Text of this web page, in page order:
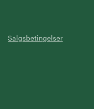
Salgsbetingelser